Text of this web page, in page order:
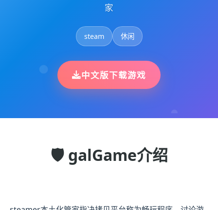
家
steam 休闲
中文版下载游戏
🛡️ galGame介绍